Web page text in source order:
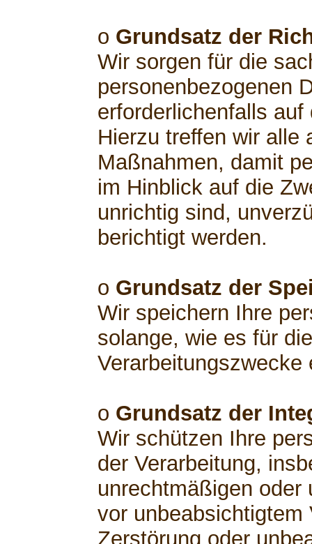
o Grundsatz der
Wir sorgen für die
personenbezogenen
erforderlichenfalls
Hierzu treffen wir alle
Maßnahmen, damit
im Hinblick auf die
unrichtig sind,
berichtigt werden.
o Grundsatz der
Wir speichern Ihre
solange, wie es für
Verarbeitungszwecke
o Grundsatz der
Wir schützen Ihre
der Verarbeitung,
unrechtmäßigen oder
vor unbeabsichtigtem
Zerstörung oder